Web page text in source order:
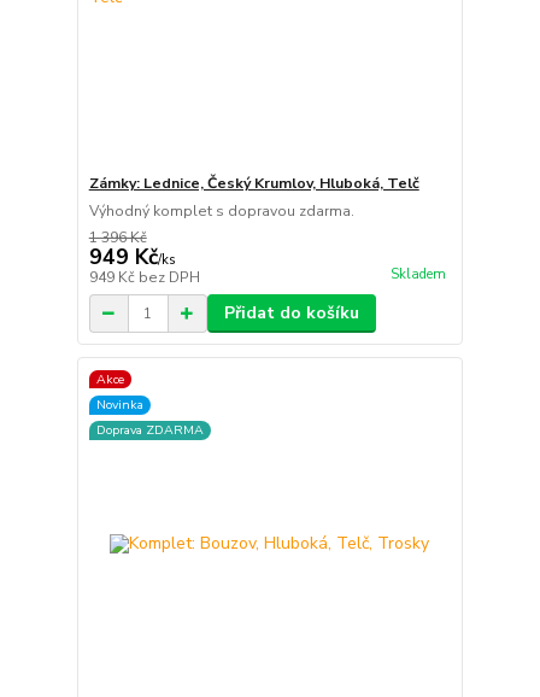
Zámky: Lednice, Český Krumlov, Hluboká, Telč
Výhodný komplet s dopravou zdarma.
1 396 Kč
949 Kč/ks
949 Kč bez DPH Skladem
Přidat do košíku
Akce
Novinka
Doprava ZDARMA